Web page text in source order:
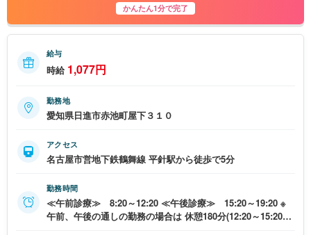
かんたん1分で完了
給与
時給 1,077円
勤務地
愛知県日進市赤池町屋下３１０
勤務時間
≪午前診療≫ 8:20～12:20 ≪午後診療≫ 15:20～19:20 ※
午前、午後の通しの勤務の場合は 休憩180分(12:20～15:20) ※
アクセス
名古屋市営地下鉄鶴舞線 平針駅から徒歩で5分